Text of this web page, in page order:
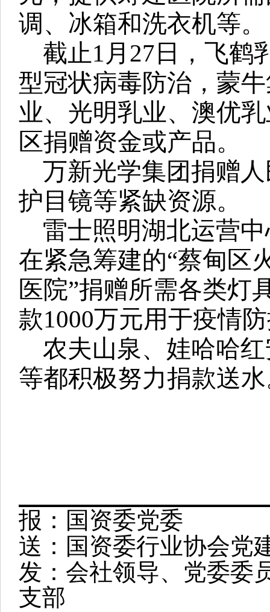
调、冰箱和洗衣机等。
截止1月27日，飞鹤
型冠状病毒防治，蒙
业、光明乳业、澳优
区捐赠资金或产品。
万新光学集团捐赠
护目镜等紧缺资源。
雷士照明湖北运营
在紧急筹建的“蔡甸区
医院”捐赠所需各类灯
款1000万元用于疫情
农夫山泉、娃哈哈
等都积极努力捐款送
报：国资委党委
送：国资委行业协会党
发：会社领导、党委委
支部